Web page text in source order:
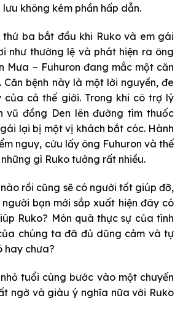
không kém phần hấp dẫn.
thứ ba bắt đầu khi Ruko và em gái
như thường lệ và phát hiện ra ông
Mưa – Fuhuron đang mắc một căn
Căn bệnh này là một lời nguyền, đe
của cả thế giới. Trong khi cô trợ lý
vũ đồng Den lên đường tìm thuốc
lại bị một vị khách bắt cóc. Hành
nguy, cứu lấy ông Fuhuron và thế
gì Ruko tưởng rất nhiều.
rồi cũng sẽ có người tốt giúp đỡ,
bạn mới sắp xuất hiện đây có
Ruko? Món quà thực sự của tình
chúng ta đã đủ dũng cảm và tự
hay chưa?
tuổi cùng bước vào một chuyến
ngờ và giàu ý nghĩa nữa với Ruko